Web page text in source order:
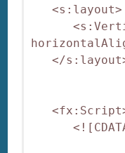
<s:layout>
</